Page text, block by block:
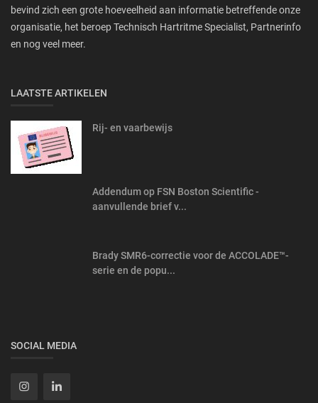
bevind zich een grote hoeveelheid aan informatie betreffende onze
organisatie, het beroep Technisch Hartritme Specialist, Partnerinfo
en nog veel meer.
LAATSTE ARTIKELEN
Rij- en vaarbewijs
Addendum op FSN Boston Scientific -
aanvullende brief v...
Brady SMR6-correctie voor de ACCOLADE™-
serie en de popu...
SOCIAL MEDIA